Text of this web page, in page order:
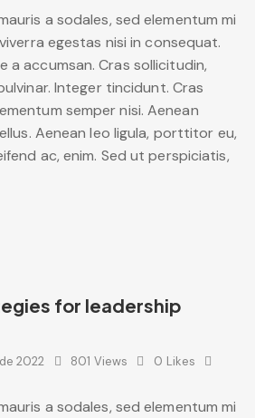
a sodales, sed elementum mi
egestas nisi in consequat.
a accumsan. Cras sollicitudin,
Integer tincidunt. Cras
semper nisi. Aenean
Aenean leo ligula, porttitor eu,
ac, enim. Sed ut perspiciatis,
for leadership
2022 801 Views 0 Likes
a sodales, sed elementum mi